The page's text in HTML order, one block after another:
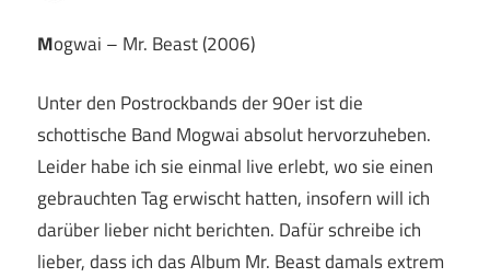
Mogwai – Mr. Beast (2006)
Unter den Postrockbands der 90er ist die
schottische Band Mogwai absolut hervorzuheben.
Leider habe ich sie einmal live erlebt, wo sie einen
gebrauchten Tag erwischt hatten, insofern will ich
darüber lieber nicht berichten. Dafür schreibe ich
lieber, dass ich das Album Mr. Beast damals extrem